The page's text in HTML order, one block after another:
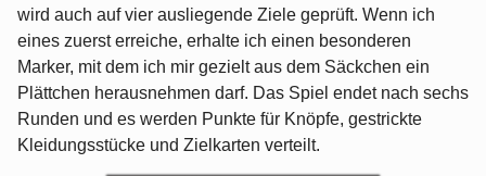
wird auch auf vier ausliegende Ziele geprüft. Wenn ich
eines zuerst erreiche, erhalte ich einen besonderen
Marker, mit dem ich mir gezielt aus dem Säckchen ein
Plättchen herausnehmen darf. Das Spiel endet nach sechs
Runden und es werden Punkte für Knöpfe, gestrickte
Kleidungsstücke und Zielkarten verteilt.